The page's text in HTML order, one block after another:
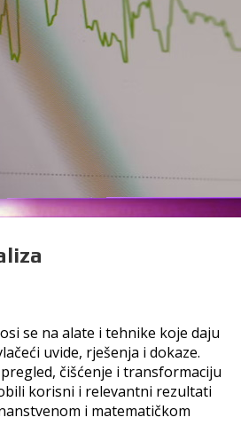
se na alate i tehnike koje daju
uvide, rješenja i dokaze.
čišćenje i transformaciju
korisni i relevantni rezultati
i matematičkom